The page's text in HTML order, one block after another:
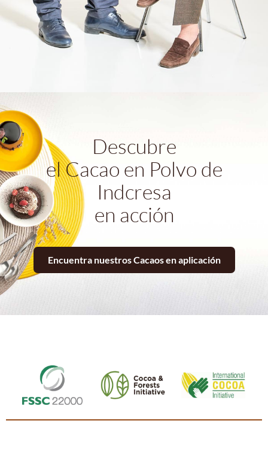
Descubre
el Cacao en Polvo de
Indcresa
en acción
Encuentra nuestros Cacaos en aplicación